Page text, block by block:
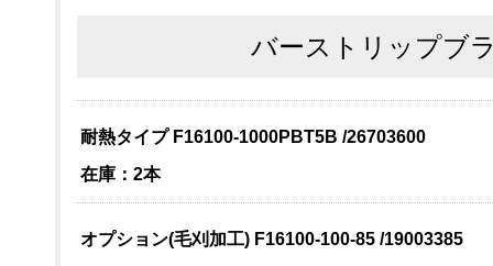
バーストリップブ
耐熱タイプ F16100-1000PBT5B /26703600
在庫：2本
オプション(毛刈加工) F16100-100-85 /19003385